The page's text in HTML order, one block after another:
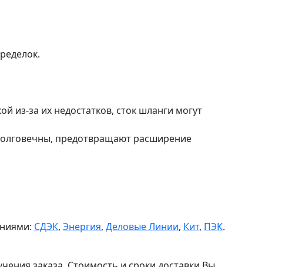
из-за их недостатков, сток шланги могут
предотвращают расширение
СДЭК, Энергия, Деловые Линии, Кит, ПЭК.